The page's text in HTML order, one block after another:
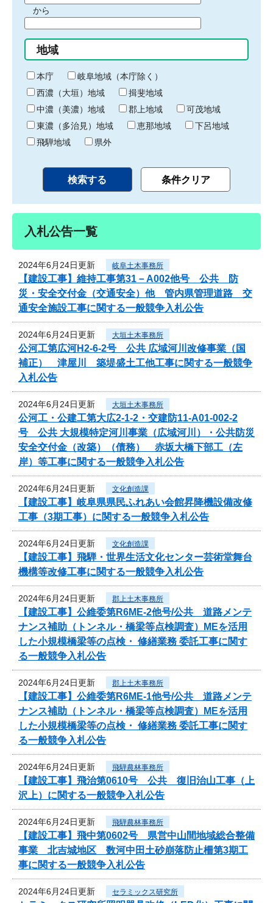
間
始
り
から
間
終
わ
り
地域
本庁
岐阜地域（本庁除く）
西濃（大垣）地域
揖斐地域
中濃（美濃）地域
郡上地域
可茂地域
東濃（多治見）地域
恵那地域
下呂地域
飛騨地域
県外
入札公告一覧
2024年6月24日更新 岐阜土木事務所
【建設工事】維持工事第31－A002他号 公共 防
災・安全交付金（交通安全）他 管内県管理道路 交
通安全施設工事に関する一般競争入札公告
2024年6月24日更新 大垣土木事務所
公河工第広河H2-6-2号 公共 広域河川改修事業（国
補正） 津屋川 築堤盛土工他工事に関する一般競争
入札公告
2024年6月24日更新 大垣土木事務所
公河工・公建工第大広2-1-2・交建防11-A01-002-2
号 公共 大規模特定河川事業（広域河川）・公共防災
安全交付金（改築）（債務） 赤坂大橋下部工（左
岸）等工事に関する一般競争入札公告
2024年6月24日更新 文化創造課
【建設工事】岐阜県県民ふれあい会館昇降機設備改修
工事（3期工事）に関する一般競争入札公告
2024年6月24日更新 文化創造課
【建設工事】飛騨・世界生活文化センター芸術堂舞台
機構等改修工事に関する一般競争入札公告
2024年6月24日更新 郡上土木事務所
【建設工事】公維委第R6ME-2他号/公共 道路メンテ
ナンス補助（トンネル・橋梁等点検調査）MEを活用
した小規模橋梁等の点検・ 修繕業務 委託工事に関す
る一般競争入札公告
2024年6月24日更新 郡上土木事務所
【建設工事】公維委第R6ME-1他号/公共 道路メンテ
ナンス補助（トンネル・橋梁等点検調査）MEを活用
した小規模橋梁等の点検・ 修繕業務 委託工事に関す
る一般競争入札公告
2024年6月24日更新 飛騨農林事務所
【建設工事】飛治第0610号 公共 復旧治山工事（上
沢上）に関する一般競争入札公告
2024年6月24日更新 飛騨農林事務所
【建設工事】飛中第0602号 県営中山間地域総合整備
事業 北吉城地区 数河中田土砂崩落防止柵第3期工
事に関する一般競争入札公告
2024年6月24日更新 セラミックス研究所